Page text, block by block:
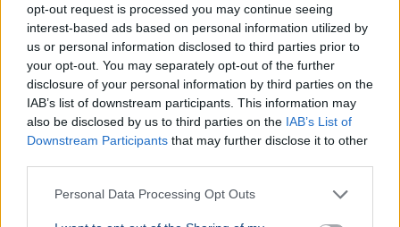
opt-out request is processed you may continue seeing
interest-based ads based on personal information utilized by
us or personal information disclosed to third parties prior to
your opt-out. You may separately opt-out of the further
disclosure of your personal information by third parties on the
IAB’s list of downstream participants. This information may
also be disclosed by us to third parties on the IAB’s List of
Downstream Participants that may further disclose it to other
Personal Data Processing Opt Outs
Pósfai Gábor belügyminiszter szerint közel 900 egykori
rendőr jelezte, hogy visszatérne, a teljes bértáblát pedig
átalakítják.Bővebben...
Ajánljuk még
BELFÖLD 2026. augusztus 7.
Orbán Anita szerint súlyos hibát követett el
Magyarország